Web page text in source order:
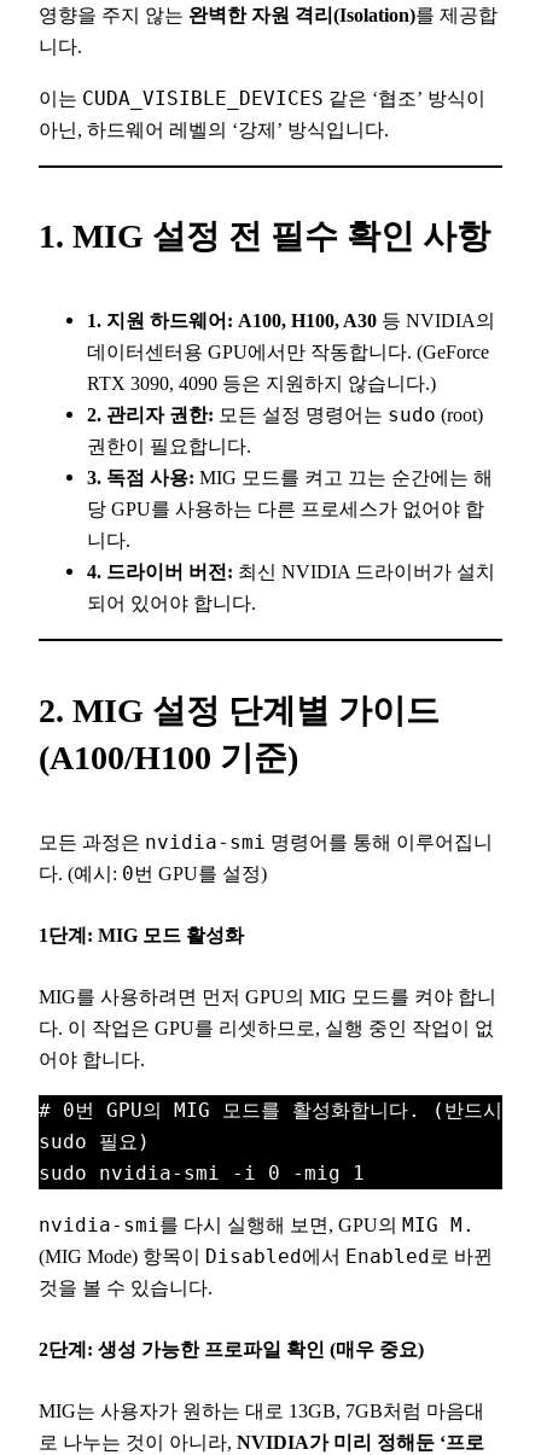
영향을 주지 않는 완벽한 자원 격리(Isolation)를 제공합
니다.
이는 CUDA_VISIBLE_DEVICES 같은 ‘협조’ 방식이
아닌, 하드웨어 레벨의 ‘강제’ 방식입니다.
1. MIG 설정 전 필수 확인 사항
1. 지원 하드웨어: A100, H100, A30 등 NVIDIA의
데이터센터용 GPU에서만 작동합니다. (GeForce
RTX 3090, 4090 등은 지원하지 않습니다.)
2. 관리자 권한: 모든 설정 명령어는 sudo (root)
권한이 필요합니다.
3. 독점 사용: MIG 모드를 켜고 끄는 순간에는 해
당 GPU를 사용하는 다른 프로세스가 없어야 합
니다.
4. 드라이버 버전: 최신 NVIDIA 드라이버가 설치
되어 있어야 합니다.
2. MIG 설정 단계별 가이드
(A100/H100 기준)
모든 과정은 nvidia-smi 명령어를 통해 이루어집니
다. (예시: 0번 GPU를 설정)
1단계: MIG 모드 활성화
MIG를 사용하려면 먼저 GPU의 MIG 모드를 켜야 합니
다. 이 작업은 GPU를 리셋하므로, 실행 중인 작업이 없
어야 합니다.
# 0번 GPU의 MIG 모드를 활성화합니다. (반드시
sudo 필요)
sudo nvidia-smi -i 0 -mig 1
nvidia-smi 를 다시 실행해 보면, GPU의 MIG M.
(MIG Mode) 항목이 Disabled에서 Enabled로 바뀐
것을 볼 수 있습니다.
2단계: 생성 가능한 프로파일 확인 (매우 중요)
MIG는 사용자가 원하는 대로 13GB, 7GB처럼 마음대
로 나누는 것이 아니라, NVIDIA가 미리 정해둔 ‘프로